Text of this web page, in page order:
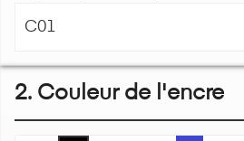
2. Couleur de l'encre